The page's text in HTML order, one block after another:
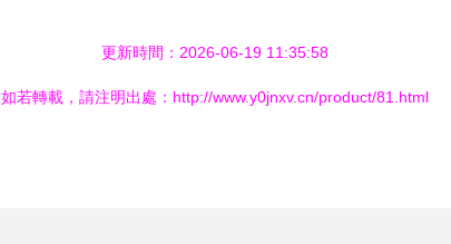
更新時間：2026-06-19 11:35:58
如若轉載，請注明出處：http://www.y0jnxv.cn/product/81.html